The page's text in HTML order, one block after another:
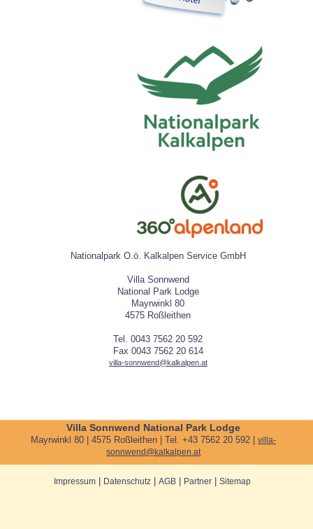
Nationalpark O.ö. Kalkalpen Service GmbH
Villa Sonnwend
National Park Lodge
Mayrwinkl 80
4575 Roßleithen
Tel. 0043 7562 20 592
Fax 0043 7562 20 614
villa-sonnwend@kalkalpen.at
Villa Sonnwend National Park Lodge
Mayrwinkl 80 | 4575 Roßleithen | Tel. +43 7562 20 592 |villa-
sonnwend@kalkalpen.at
Impressum| Datenschutz| AGB| Partner| Sitemap